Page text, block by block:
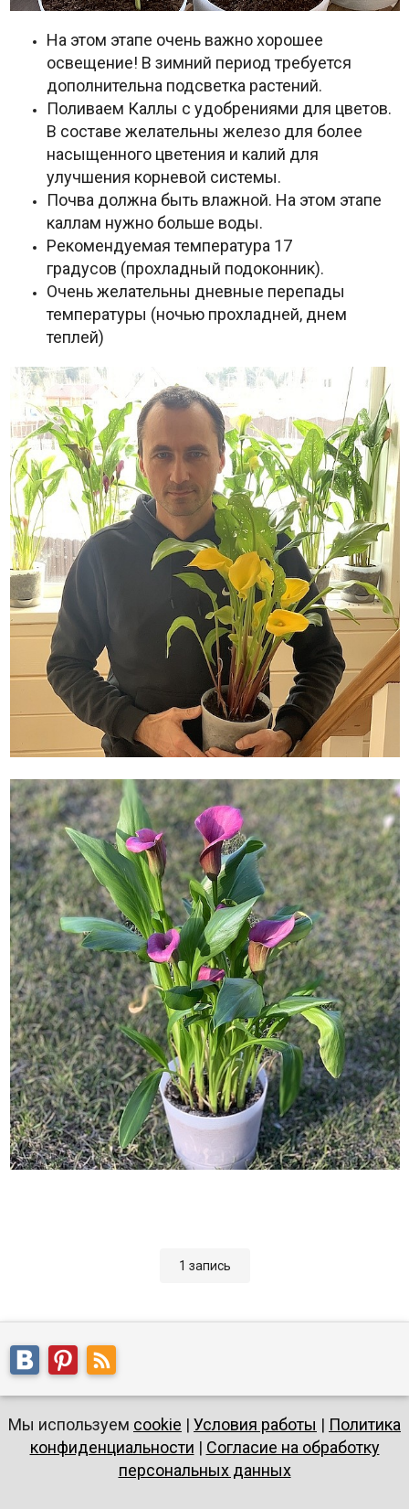
На этом этапе очень важно хорошее
освещение! В зимний период требуется
дополнительна подсветка растений.
Поливаем Каллы с удобрениями для цветов.
В составе желательны железо для более
насыщенного цветения и калий для
улучшения корневой системы.
Почва должна быть влажной. На этом этапе
каллам нужно больше воды.
Рекомендуемая температура 17
градусов (прохладный подоконник).
Очень желательны дневные перепады
температуры (ночью прохладней, днем
теплей)
1 запись
Мы используем cookie | Условия работы | Политика
конфиденциальности | Согласие на обработку
персональных данных